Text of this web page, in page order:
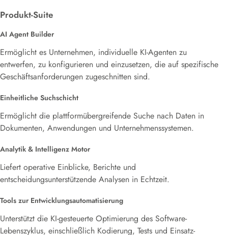
Produkt-Suite
AI Agent Builder
Ermöglicht es Unternehmen, individuelle KI-Agenten zu
entwerfen, zu konfigurieren und einzusetzen, die auf spezifische
Geschäftsanforderungen zugeschnitten sind.
Einheitliche Suchschicht
Ermöglicht die plattformübergreifende Suche nach Daten in
Dokumenten, Anwendungen und Unternehmenssystemen.
Analytik & Intelligenz Motor
Liefert operative Einblicke, Berichte und
entscheidungsunterstützende Analysen in Echtzeit.
Tools zur Entwicklungsautomatisierung
Unterstützt die KI-gesteuerte Optimierung des Software-
Lebenszyklus, einschließlich Kodierung, Tests und Einsatz-